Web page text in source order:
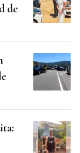
de